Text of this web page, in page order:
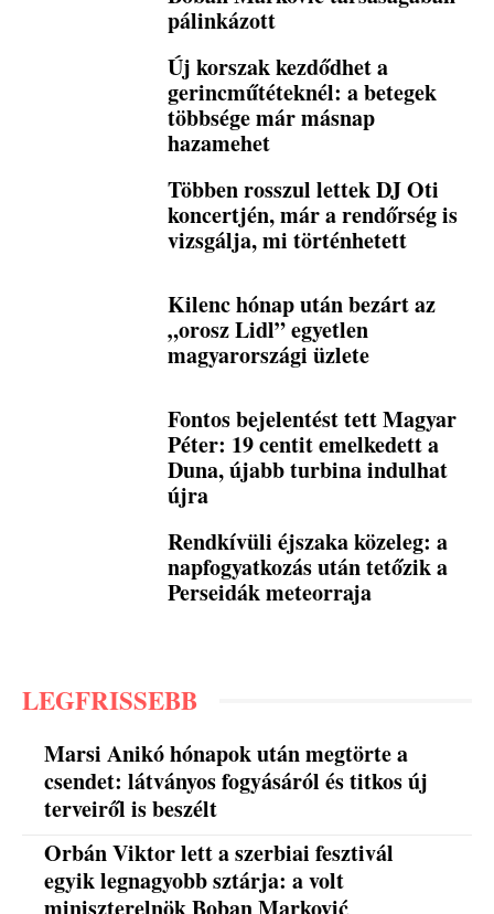
pálinkázott
Új korszak kezdődhet a
gerincműtéteknél: a betegek
többsége már másnap
hazamehet
Többen rosszul lettek DJ Oti
koncertjén, már a rendőrség is
vizsgálja, mi történhetett
Kilenc hónap után bezárt az
„orosz Lidl” egyetlen
magyarországi üzlete
Fontos bejelentést tett Magyar
Péter: 19 centit emelkedett a
Duna, újabb turbina indulhat
újra
Rendkívüli éjszaka közeleg: a
napfogyatkozás után tetőzik a
Perseidák meteorraja
LEGFRISSEBB
Marsi Anikó hónapok után megtörte a
csendet: látványos fogyásáról és titkos új
terveiről is beszélt
Orbán Viktor lett a szerbiai fesztivál
egyik legnagyobb sztárja: a volt
miniszterelnök Boban Marković